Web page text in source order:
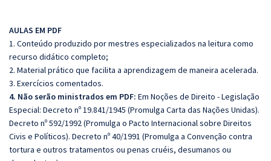
AULAS EM PDF
1. Conteúdo produzido por mestres especializados na leitura como
recurso didático completo;
2. Material prático que facilita a aprendizagem de maneira acelerada.
3. Exercícios comentados.
4. Não serão ministrados em PDF: Em Noções de Direito - Legislação
Especial: Decreto nº 19.841/1945 (Promulga Carta das Nações Unidas).
Decreto nº 592/1992 (Promulga o Pacto Internacional sobre Direitos
Civis e Políticos). Decreto nº 40/1991 (Promulga a Convenção contra
tortura e outros tratamentos ou penas cruéis, desumanos ou